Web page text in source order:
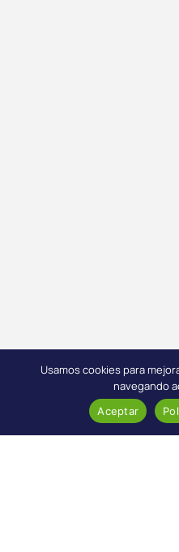
Usamos cookies para
navegando
Aceptar